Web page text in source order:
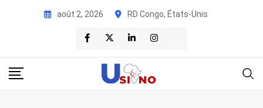
août 2, 2026 RD Congo, États-Unis